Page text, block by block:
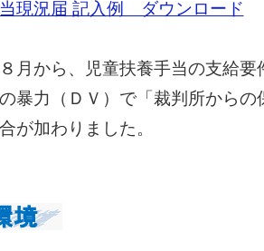
現況届 記入例 ダウンロード
月から、児童扶養手当の支給要
暴力（ＤＶ）で「裁判所からの
が加わりました。